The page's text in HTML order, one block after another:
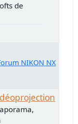
de
NIKON NX